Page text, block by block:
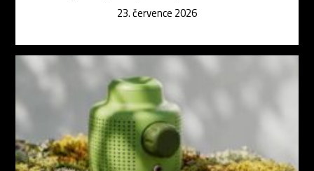
23. července 2026